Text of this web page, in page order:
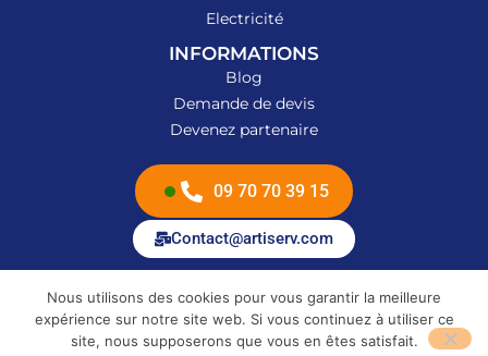
Electricité
INFORMATIONS
Blog
Demande de devis
Devenez partenaire
09 70 70 39 15
Contact@artiserv.com
Site réalisé par
Nous utilisons des cookies pour vous garantir la meilleure
expérience sur notre site web. Si vous continuez à utiliser ce
site, nous supposerons que vous en êtes satisfait.